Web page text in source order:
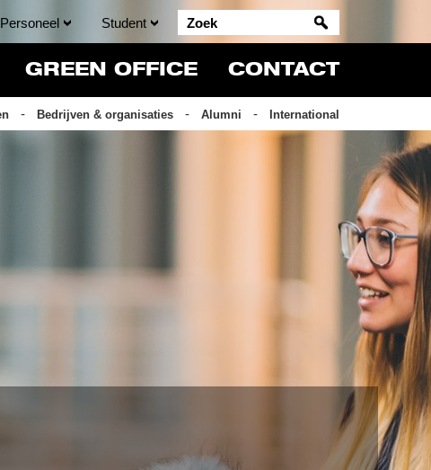
Personeel Student
GREEN OFFICE CONTACT
Bedrijven & organisaties Alumni International